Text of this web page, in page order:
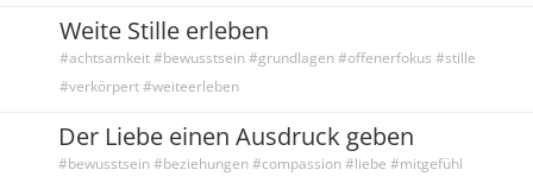
Weite Stille erleben
#achtsamkeit #bewusstsein #grundlagen #offenerfokus #stille
#verkörpert #weiteerleben
Der Liebe einen Ausdruck geben
#bewusstsein #beziehungen #compassion #liebe #mitgefühl